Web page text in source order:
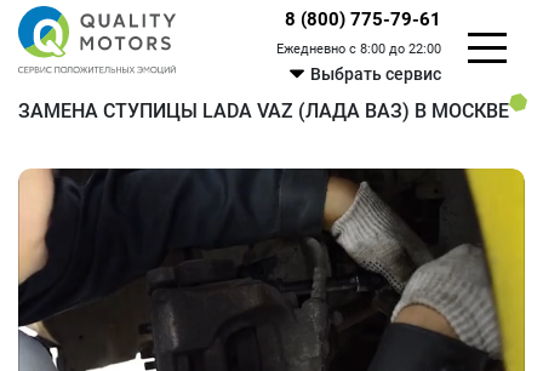
8 (800) 775-79-61
Ежедневно с 8:00 до 22:00
Выбрать сервис
ЗАМЕНА СТУПИЦЫ LADA VAZ (ЛАДА ВАЗ) В МОСКВЕ